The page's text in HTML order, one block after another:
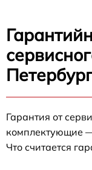
Гарантия от
комплектующие
Что считается